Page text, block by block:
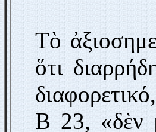
Τὸ
ὅτι
Β 23, «δὲν